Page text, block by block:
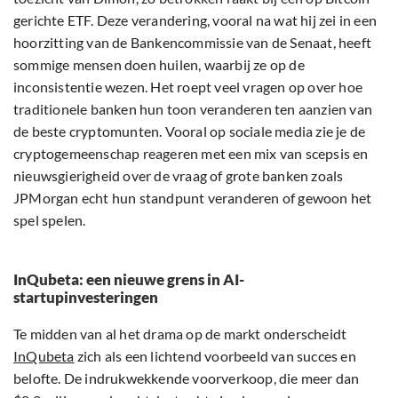
gerichte ETF. Deze verandering, vooral na wat hij zei in een
hoorzitting van de Bankencommissie van de Senaat, heeft
sommige mensen doen huilen, waarbij ze op de
inconsistentie wezen. Het roept veel vragen op over hoe
traditionele banken hun toon veranderen ten aanzien van
de beste cryptomunten. Vooral op sociale media zie je de
cryptogemeenschap reageren met een mix van scepsis en
nieuwsgierigheid over de vraag of grote banken zoals
JPMorgan echt hun standpunt veranderen of gewoon het
spel spelen.
InQubeta: een nieuwe grens in AI-
startupinvesteringen
Te midden van al het drama op de markt onderscheidt
InQubeta zich als een lichtend voorbeeld van succes en
belofte. De indrukwekkende voorverkoop, die meer dan